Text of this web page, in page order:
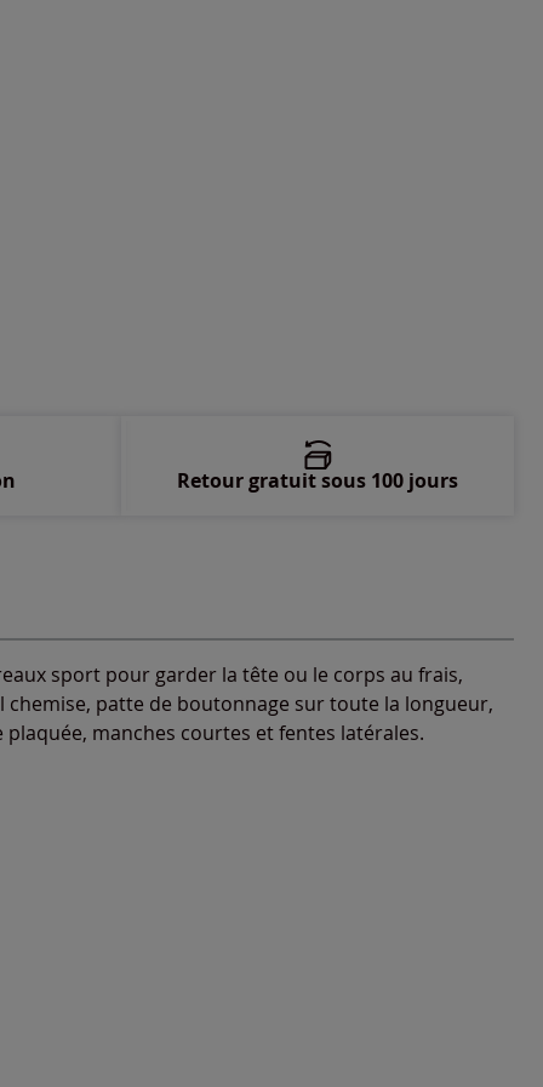
sport pour garder la tête ou le corps au frais,
chemise, patte de boutonnage sur toute la longueur,
manches courtes et fentes latérales.
Retour gratuit sous 100 jours